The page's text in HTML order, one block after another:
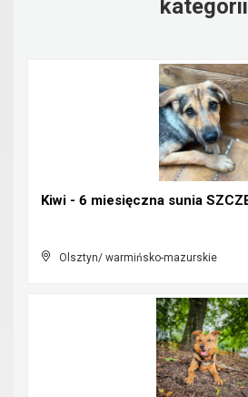
kategorii
Olsztyn/ warmińsko-mazurskie